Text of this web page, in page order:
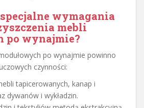
wymagania
mebli
po wynajmie?
po wynajmie powinno
czynności:
tapicerowanych, kanap i
dywanów i wykładzin.